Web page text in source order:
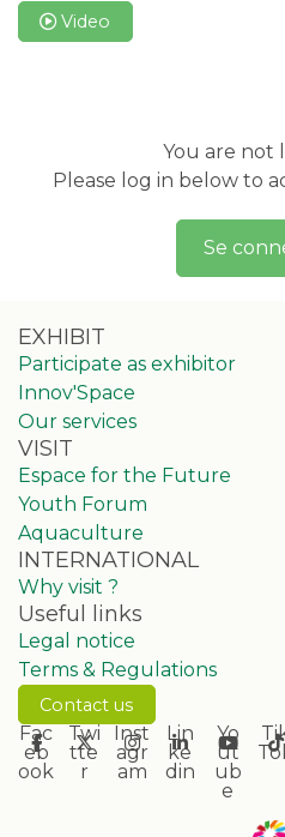
Video
You are not
Please log in below to
Se
EXHIBIT
Participate as exhibitor
Innov'Space
Our services
VISIT
Espace for the Future
Youth Forum
Aquaculture
INTERNATIONAL
Why visit ?
Useful links
Legal notice
Terms & Regulations
Contact us
Fac
eb
ook
Twi
tte
r
Inst
agr
am
Lin
ke
din
Yo
ut
ub
e